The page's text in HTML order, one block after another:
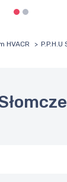
HVACR